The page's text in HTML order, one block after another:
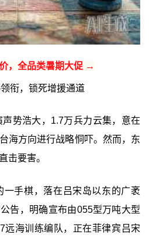
，全品类暑期大促 →
衔，锁死增援通道
势浩大，1.7万兵力云集，意在
海方向进行战略恫吓。然而，东
击要害。
一手棋，落在吕宋岛以东的广袤
告，明确宣布由055型万吨大型
远海训练编队，正在菲律宾吕宋